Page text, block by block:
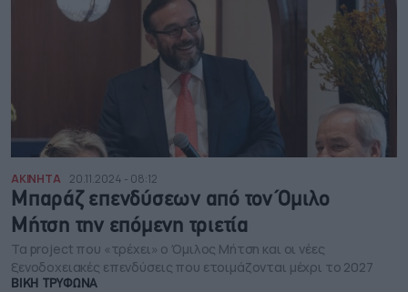
ΑΚΙΝΗΤΑ 20.11.2024 - 08:12
Μπαράζ επενδύσεων από τον Όμιλο
Μήτση την επόμενη τριετία
Τα project που «τρέχει» ο Όμιλος Μήτση και οι νέες
ξενοδοχειακές επενδύσεις που ετοιμάζονται μέχρι το 2027
ΒΙΚΗ ΤΡΥΦΩΝΑ